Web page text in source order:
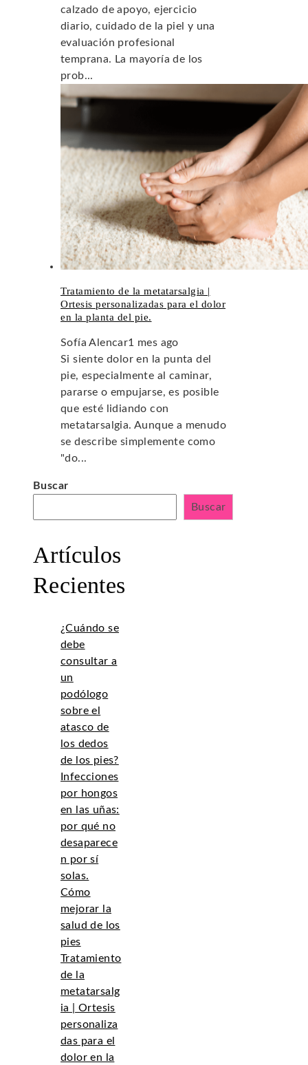
calzado de apoyo, ejercicio
diario, cuidado de la piel y una
evaluación profesional
temprana. La mayoría de los
prob...
Tratamiento de la metatarsalgia |
Ortesis personalizadas para el dolor
en la planta del pie.
Sofía Alencar1 mes ago
Si siente dolor en la punta del
pie, especialmente al caminar,
pararse o empujarse, es posible
que esté lidiando con
metatarsalgia. Aunque a menudo
se describe simplemente como
"do...
Buscar
Buscar
Artículos
Recientes
¿Cuándo se
debe
consultar a
un
podólogo
sobre el
atasco de
los dedos
de los pies?
Infecciones
por hongos
en las uñas:
por qué no
desaparece
n por sí
solas.
Cómo
mejorar la
salud de los
pies
Tratamiento
de la
metatarsalg
ia | Ortesis
personaliza
das para el
dolor en la